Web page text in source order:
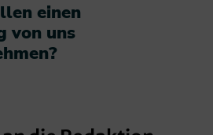
einen
von uns